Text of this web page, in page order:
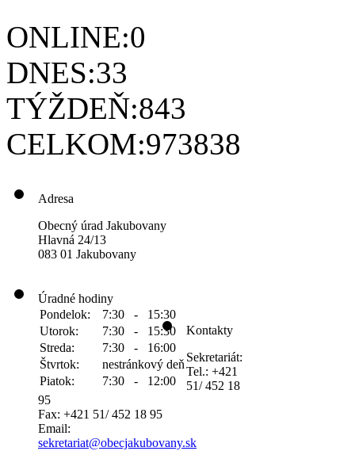
ONLINE:0
DNES:33
TÝŽDEŇ:843
CELKOM:973838
Adresa
Obecný úrad Jakubovany
Hlavná 24/13
083 01 Jakubovany
Úradné hodiny
Pondelok:
7:30 - 15:30
Utorok:
7:30 - 15:30
Streda:
7:30 - 16:00
Štvrtok:
nestránkový deň
Piatok:
7:30 - 12:00
Kontakty
Sekretariát:
Tel.: +421
51/ 452 18
95
Fax: +421 51/ 452 18 95
Email:
sekretariat@obecjakubovany.sk